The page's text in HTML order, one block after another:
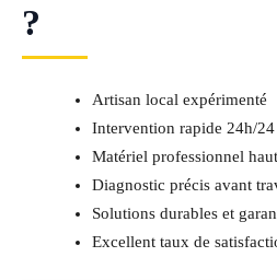
?
Artisan local expérimenté
Intervention rapide 24h/
Matériel professionnel
Diagnostic précis avant
Solutions durables et
Excellent taux de